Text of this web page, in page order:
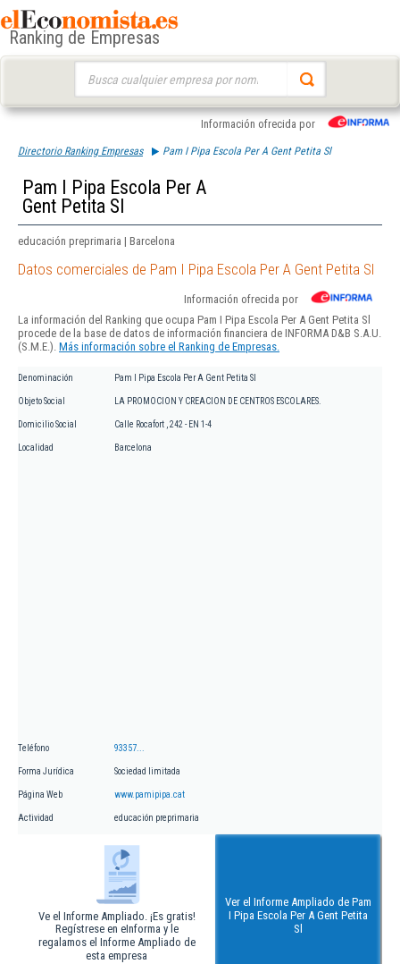
Ranking de Empresas
Información ofrecida por
Directorio Ranking Empresas Pam I Pipa Escola Per A Gent Petita Sl
Pam I Pipa Escola Per A
Gent Petita Sl
educación preprimaria | Barcelona
Datos comerciales de Pam I Pipa Escola Per A Gent Petita Sl
Información ofrecida por
La información del Ranking que ocupa Pam I Pipa Escola Per A Gent Petita Sl
procede de la base de datos de información financiera de INFORMA D&B S.A.U.
(S.M.E.). Más información sobre el Ranking de Empresas.
Denominación Pam I Pipa Escola Per A Gent Petita Sl
Objeto Social LA PROMOCION Y CREACION DE CENTROS ESCOLARES.
Domicilio Social Calle Rocafort , 242 - EN 1-4
Localidad Barcelona
Teléfono 93357...
Forma Jurídica Sociedad limitada
Página Web www.pamipipa.cat
Actividad educación preprimaria
Ve el Informe Ampliado. ¡Es gratis!
Regístrese en eInforma y le
regalamos el Informe Ampliado de
esta empresa
Ver el Informe Ampliado de Pam
I Pipa Escola Per A Gent Petita
Sl